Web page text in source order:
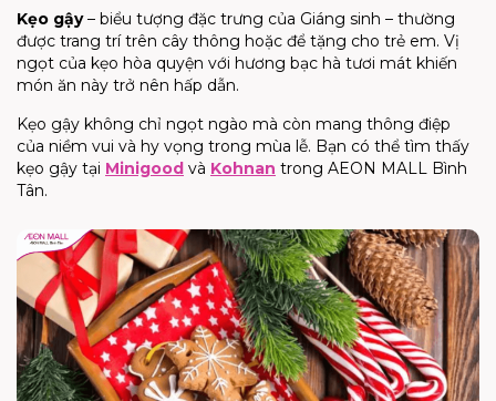
Kẹo gậy– biểu tượng đặc trưng của Giáng sinh – thường
được trang trí trên cây thông hoặc để tặng cho trẻ em. Vị
ngọt của kẹo hòa quyện với hương bạc hà tươi mát khiến
món ăn này trở nên hấp dẫn.
Kẹo gậy không chỉ ngọt ngào mà còn mang thông điệp
của niềm vui và hy vọng trong mùa lễ. Bạn có thể tìm thấy
kẹo gậy tại Minigood và Kohnan trong AEON MALL Bình
Tân.